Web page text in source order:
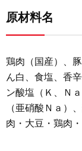
原材料名
鶏肉（国産）、
ん白、食塩、香
ン酸塩（Ｋ、Ｎ
（亜硝酸Ｎａ）
肉・大豆・鶏肉